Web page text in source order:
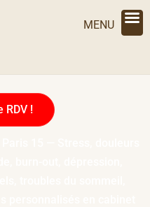
MENU X
Prendre RDV !
RDV !